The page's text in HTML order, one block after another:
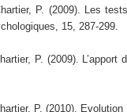
P. (2009). Les
15, 287-299.
P. (2009).
P. (2010).